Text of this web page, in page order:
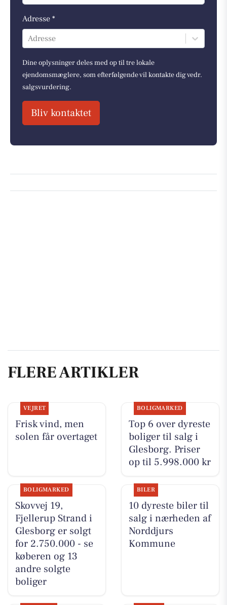
Adresse *
Adresse
Dine oplysninger deles med op til tre lokale
ejendomsmæglere, som efterfølgende vil kontakte dig vedr.
salgsvurdering.
Bliv kontaktet
FLERE ARTIKLER
VEJRET
Frisk vind, men
solen får overtaget
BOLIGMARKED
Top 6 over dyreste
boliger til salg i
Glesborg. Priser
op til 5.998.000 kr
BOLIGMARKED
Skovvej 19,
Fjellerup Strand i
Glesborg er solgt
for 2.750.000 - se
køberen og 13
andre solgte
boliger
BILER
10 dyreste biler til
salg i nærheden af
Norddjurs
Kommune